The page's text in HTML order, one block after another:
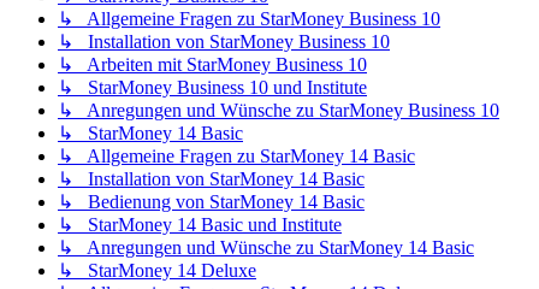
↳ Allgemeine Fragen zu StarMoney Business 10
↳ Installation von StarMoney Business 10
↳ Arbeiten mit StarMoney Business 10
↳ StarMoney Business 10 und Institute
↳ Anregungen und Wünsche zu StarMoney Business 10
↳ StarMoney 14 Basic
↳ Allgemeine Fragen zu StarMoney 14 Basic
↳ Installation von StarMoney 14 Basic
↳ Bedienung von StarMoney 14 Basic
↳ StarMoney 14 Basic und Institute
↳ Anregungen und Wünsche zu StarMoney 14 Basic
↳ StarMoney 14 Deluxe